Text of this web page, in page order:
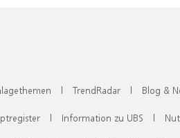
| TrendRadar | Blog &
| Information zu UBS |